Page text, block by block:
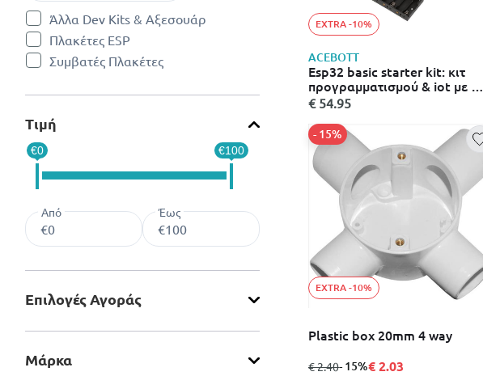
Άλλα Dev Kits & Αξεσουάρ
Refine by Κατηγορίες: Άλλα Dev Kits & Αξεσουάρ
Πλακέτες ESP
Refine by Κατηγορίες: Πλακέτες ESP
Συμβατές Πλακέτες
Refine by Κατηγορίες: Συμβατές Πλακέτες
Τιμή
€0 €100
Από Έως
Επιλογές Αγοράς
Μάρκα
EXTRA -10%
ACEBOTT
Esp32 basic starter kit: κιτ
προγραμματισμού & iot με Wi-
Fi/bluetooth - acebott
€ 54.95
EXTRA -10%
Plastic box 20mm 4 way
από
€ 2.40σε
- 15%
- 15%€ 2.03